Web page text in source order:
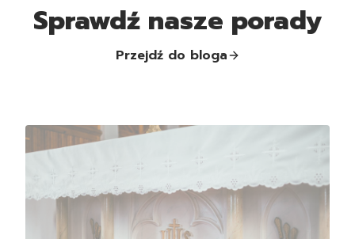
Sprawdź nasze porady
Przejdź do bloga